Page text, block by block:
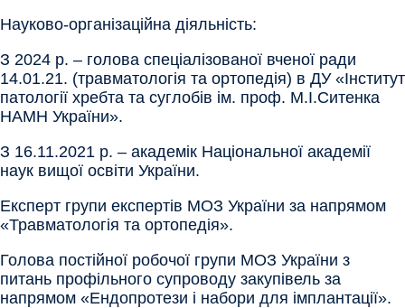
Науково-організаційна діяльність:
З 2024 р. – голова спеціалізованої вченої ради
14.01.21. (травматологія та ортопедія) в ДУ «Інститут
патології хребта та суглобів ім. проф. М.І.Ситенка
НАМН України».
З 16.11.2021 р. – академік Національної академії
наук вищої освіти України.
Експерт групи експертів МОЗ України за напрямом
«Травматологія та ортопедія».
Голова постійної робочої групи МОЗ України з
питань профільного супроводу закупівель за
напрямом «Ендопротези і набори для імплантації».